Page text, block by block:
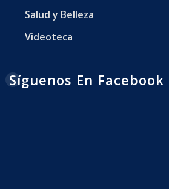
Salud y Belleza
Videoteca
Síguenos En Facebook